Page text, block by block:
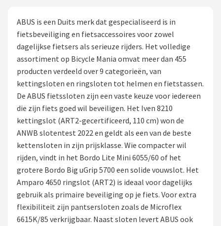
Fietsroutes
Kinderfietsen
Stadsfietsen
Elektrische fietsen
Mountainbikes
Shop
POPULAIRE MERKEN
Basil
Volare
ABUS is een Duits merk dat gespecialiseerd is in
fietsbeveiliging en fietsaccessoires voor zowel
dagelijkse fietsers als serieuze rijders. Het volledige
assortiment op Bicycle Mania omvat meer dan 455
producten verdeeld over 9 categorieën, van
kettingsloten en ringsloten tot helmen en fietstassen.
De ABUS fietssloten zijn een vaste keuze voor iedereen
die zijn fiets goed wil beveiligen. Het Iven 8210
kettingslot (ART2-gecertificeerd, 110 cm) won de
ANWB slotentest 2022 en geldt als een van de beste
kettensloten in zijn prijsklasse. Wie compacter wil
rijden, vindt in het Bordo Lite Mini 6055/60 of het
grotere Bordo Big uGrip 5700 een solide vouwslot. Het
Amparo 4650 ringslot (ART2) is ideaal voor dagelijks
gebruik als primaire beveiliging op je fiets. Voor extra
flexibiliteit zijn pantsersloten zoals de Microflex
6615K/85 verkrijgbaar. Naast sloten levert ABUS ook